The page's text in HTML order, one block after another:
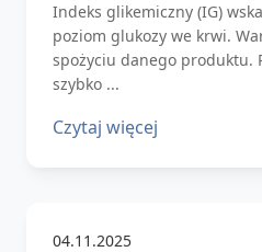
Indeks glikemiczny (IG)
poziom glukozy we krwi.
spożyciu danego produktu.
szybko ...
Czytaj więcej
04.11.2025